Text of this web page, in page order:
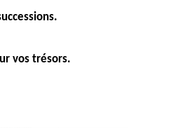
vos trésors.